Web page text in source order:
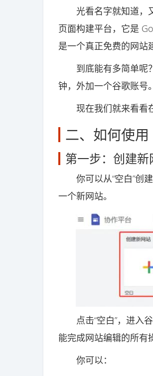
光看名字就知道，又
页面构建平台，它是
是一个真正免费的网站
到底能有多简单呢？
钟，外加一个谷歌账号。
现在我们就来看看在
二、如何使
第一步：创建新
你可以从“空白”创建
一个新网站。
点击“空白”，进入谷
能完成网站编辑的所有
你可以：